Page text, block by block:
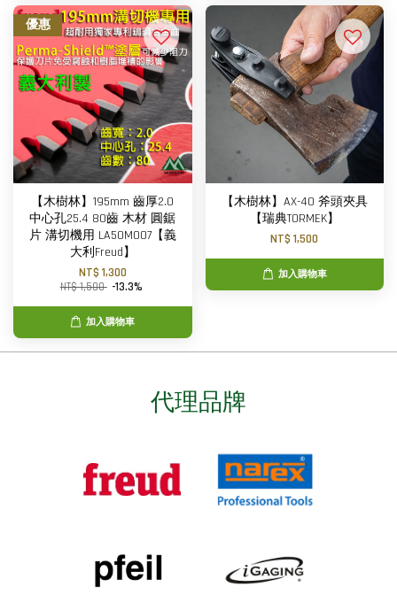
優惠
【木樹林】195mm 齒厚2.0
中心孔25.4 80齒 木材 圓鋸
片 溝切機用 LA50M007【義
大利Freud】
NT$ 1,300
NT$ 1,500 -13.3%
加入購物車
【木樹林】AX-40 斧頭夾具
【瑞典TORMEK】
NT$ 1,500
加入購物車
代理品牌